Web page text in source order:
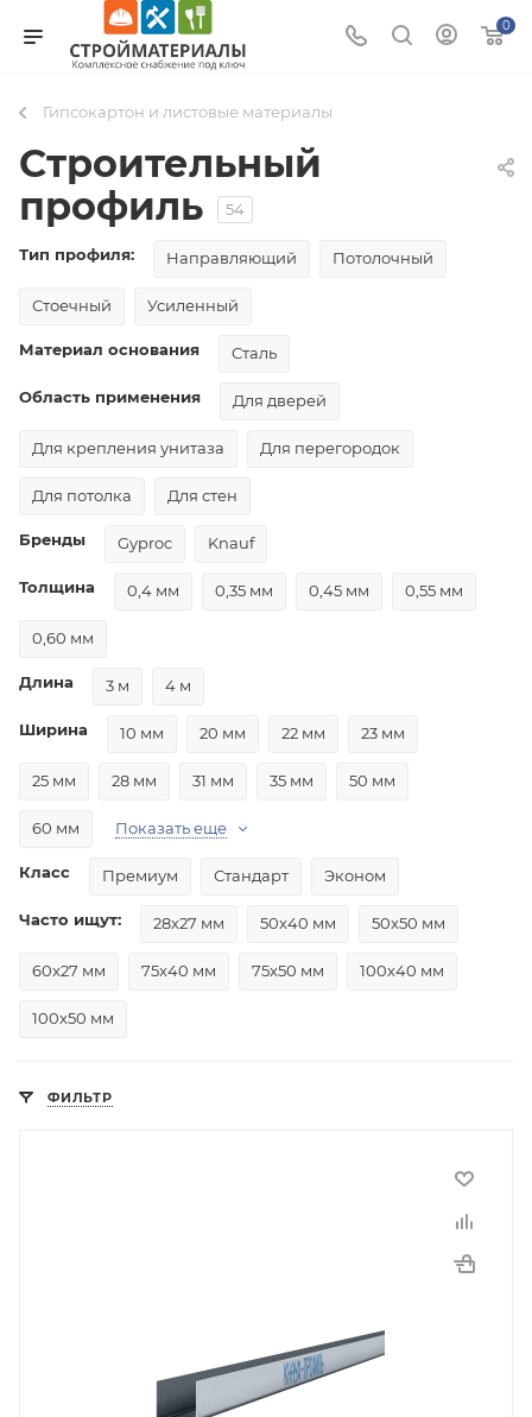
0
Гипсокартон и листовые материалы
Строительный
профиль
54
Тип профиля: Направляющий Потолочный
Стоечный Усиленный
Материал основания Сталь
Область применения Для дверей
Для крепления унитаза Для перегородок
Для потолка Для стен
Бренды Gyproc Knauf
Толщина 0,4 мм 0,35 мм 0,45 мм 0,55 мм
0,60 мм
Длина 3 м 4 м
Ширина 10 мм 20 мм 22 мм 23 мм
25 мм 28 мм 31 мм 35 мм 50 мм
60 мм Показать еще
Класс Премиум Стандарт Эконом
Часто ищут: 28x27 мм 50x40 мм 50x50 мм
60x27 мм 75x40 мм 75x50 мм 100x40 мм
100x50 мм
ФИЛЬТР